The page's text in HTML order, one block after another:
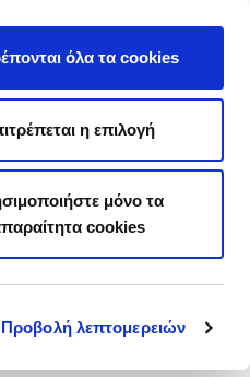
Προβολή λεπτομερειών
όλα τα cookies
η επιλογή
μόνο τα
cookies
Next
CyprusFA